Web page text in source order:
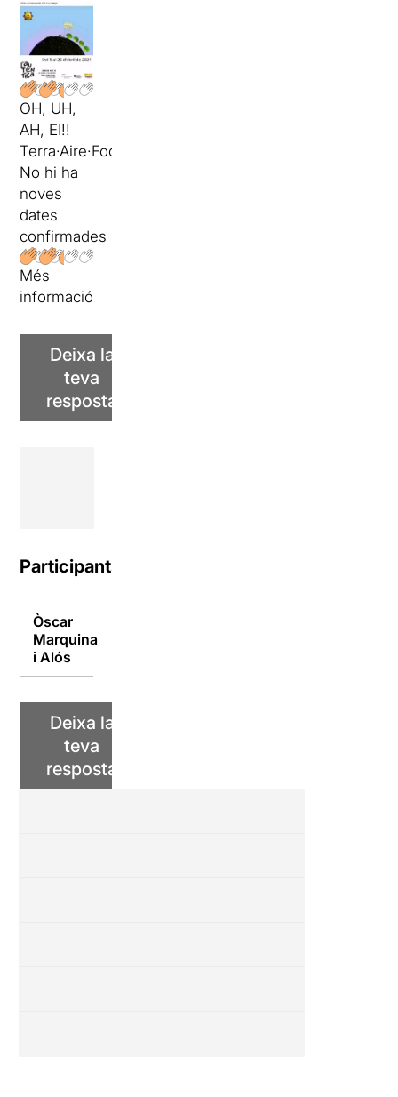
OH, UH,
AH, EI!!
Terra·Aire·Foc·Aigua
No hi ha
noves
dates
confirmades
Més
informació
Deixa la
teva
resposta
Participants
Òscar
Marquina
i Alós
Deixa la
teva
resposta